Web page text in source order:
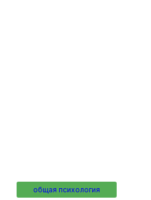
общая психология